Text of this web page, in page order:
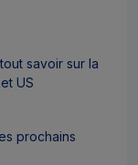
savoir sur la
US
prochains